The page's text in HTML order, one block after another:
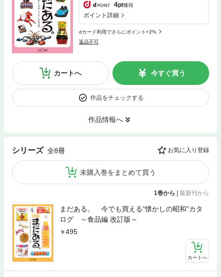
4pt獲得
ポイント詳細
dカード利用でさらにポイント+2%
返品不可
カートへ 今すぐ買う
作品をチェックする
作品情報へ
シリーズ 全8冊 お気に入り登録
未購入巻をまとめて買う
1巻から | 最新刊から
まだある。 今でも買える“懐かしの昭和”カタ
ログ ～食品編 改訂版～
495
カートへ